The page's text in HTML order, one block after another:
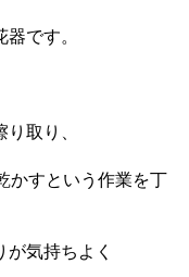
です。
取り、
かすという作業を丁
気持ちよく